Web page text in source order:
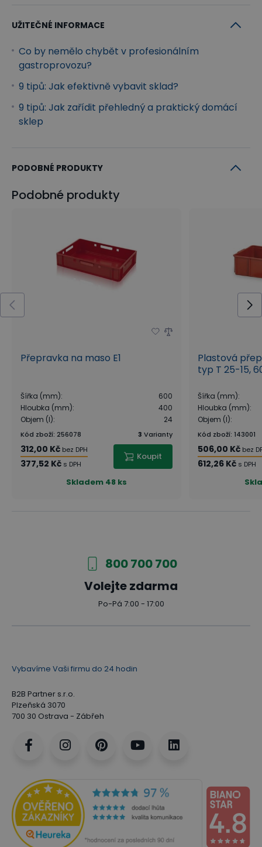
UŽITEČNÉ INFORMACE
Co by nemělo chybět v profesionálním
gastroprovozu?
9 tipů: Jak efektivně vybavit sklad?
9 tipů: Jak zařídit přehledný a praktický domácí
sklep
PODOBNÉ PRODUKTY
Podobné produkty
Přepravka na maso E1
Šířka (mm):
600
Hloubka (mm):
400
Objem (l): 24
Kód zboží: 256078 3 Varianty
312,00 Kč bez DPH
377,52 Kč s DPH
Koupit
Skladem 48 ks
Plastová
typ T 25-15,
Šířka (mm):
Hloubka (mm):
Objem (l):
Kód zboží: 143001
506,00 Kč bez
612,26 Kč s DPH
800 700 700
Volejte zdarma
Po-Pá 7:00 - 17:00
Vybavíme Vaši firmu do 24 hodin
B2B Partner s.r.o.
Plzeňská 3070
700 30 Ostrava - Zábřeh